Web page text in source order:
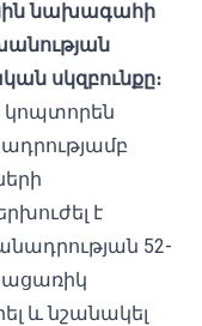
նախագահի
սկզբունքը։
կոպտորեն
է
52-
և նշանակել